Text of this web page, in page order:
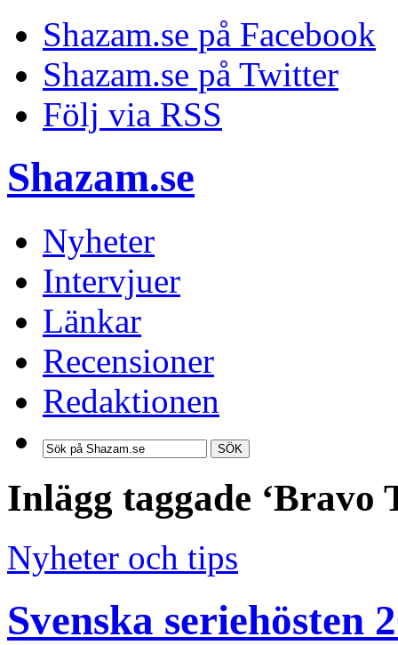
Shazam.se på Facebook
Shazam.se på Twitter
Följ via RSS
Shazam.se
Nyheter
Intervjuer
Länkar
Recensioner
Redaktionen
SÖK
Inlägg taggade ‘Bravo
Nyheter och tips
Svenska seriehösten